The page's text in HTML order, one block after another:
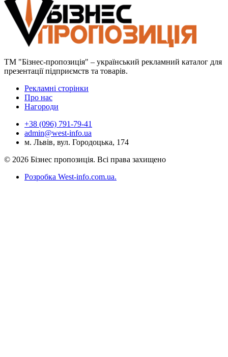
ТМ "Бізнес-пропозиція" – український рекламний каталог для
презентації підприємств та товарів.
Рекламні сторінки
Про нас
Нагороди
+38 (096) 791-79-41
admin@west-info.ua
м. Львів, вул. Городоцька, 174
© 2026 Бізнес пропозиція. Всі права захищено
Розробка West-info.com.ua.